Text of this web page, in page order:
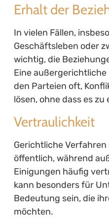
Erhalt der
In vielen Fällen,
Geschäftsleben oder
wichtig, die
Eine
den Parteien oft,
lösen, ohne dass es
Vertraulichkeit
Gerichtliche Verfahren
öffentlich, während
Einigungen häufig
kann besonders für
Bedeutung sein, die
möchten.